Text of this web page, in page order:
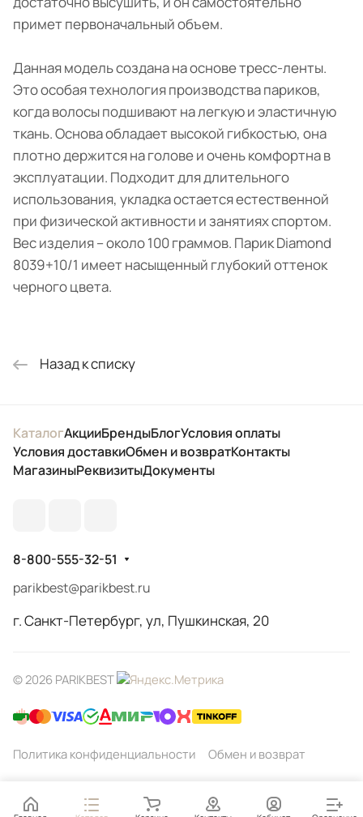
примет первоначальный объем.
Данная модель создана на основе тресс-ленты.
Это особая технология производства париков,
когда волосы подшивают на легкую и эластичную
ткань. Основа обладает высокой гибкостью, она
плотно держится на голове и очень комфортна в
эксплуатации. Подходит для длительного
использования, укладка остается естественной
при физической активности и занятиях спортом.
Вес изделия – около 100 граммов. Парик Diamond
8039+10/1 имеет насыщенный глубокий оттенок
черного цвета.
Назад к списку
КаталогАкцииБрендыБлогУсловия оплаты
Условия доставкиОбмен и возвратКонтакты
МагазиныРеквизитыДокументы
8-800-555-32-51
parikbest@parikbest.ru
г. Санкт-Петербург, ул, Пушкинская, 20
© 2026 PARIKBEST
Политика конфиденциальности Обмен и возврат